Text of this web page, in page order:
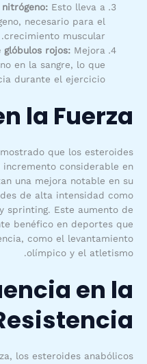
Esto lleva a
necesario para el
crecimiento muscular.
rojos:Mejora
en la sangre, lo que
durante el ejercicio.
la Fuerza
que los esteroides
considerable en
una mejora notable en su
de alta intensidad como
sprinting. Este aumento de
benéfico en deportes que
como el levantamiento
olímpico y el atletismo.
en la
los esteroides anabólicos